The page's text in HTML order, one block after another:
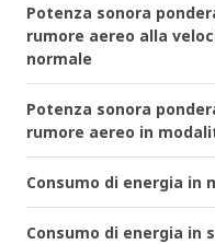
Potenza sonora
rumore aereo alla
normale
Potenza sonora
rumore aereo in
Consumo di energia in
Consumo di energia in